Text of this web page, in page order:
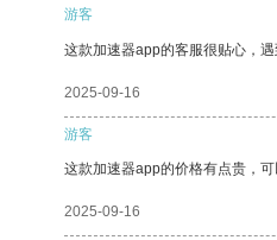
游客
这款加速器app的客服很贴心，
2025-09-16
游客
这款加速器app的价格有点贵，
2025-09-16